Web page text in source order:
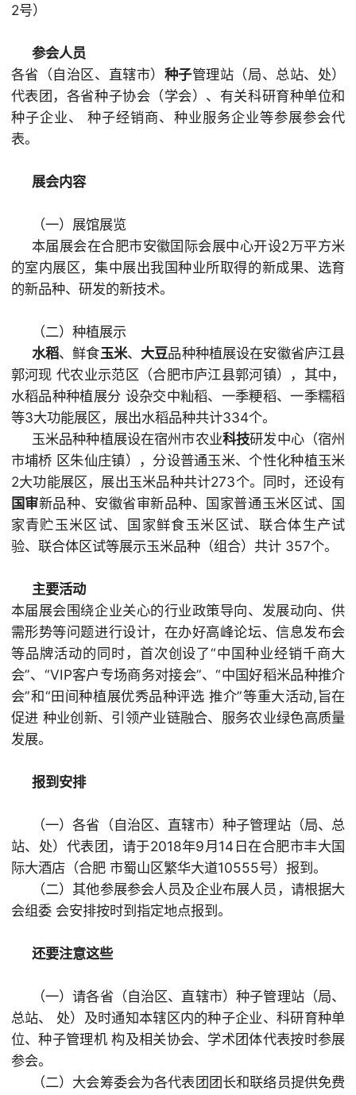
2号）
参会人员
各省（自治区、直辖市） 种子管理站（局、总站、处）
代表团，各省种子协会（学会）、有关科研育种单位和
种子企业、 种子经销商、种业服务企业等参展参会代
表。
展会内容
（一）展馆展览
本届展会在合肥市安徽囯际会展中心开设2万平方米
的室内展区，集中展出我国种业所取得的新成果、选育
的新品种、研发的新技术。
（二）种植展示
水稻、鲜食玉米、 大豆品种种植展设在安徽省庐江县
郭河现 代农业示范区（合肥市庐江县郭河镇），其中，
水稻品种种植展分 设杂交中籼稻、一季粳稻、一季糯稻
等3大功能展区，展出水稻品种共计334个。
玉米品种种植展设在宿州市农业科技研发中心（宿州
市埔桥 区朱仙庄镇），分设普通玉米、个性化种植玉米
2大功能展区，展出玉米品种共计273个。同时，还设有
国审新品种、安徽省审新品种、国家普通玉米区试、国
家青贮玉米区试、国家鲜食玉米区试、联合体生产试
验、联合体区试等展示玉米品种（组合）共计 357个。
主要活动
本届展会围绕企业关心的行业政策导向、发展动向、供
需形势等问题进行设计，在办好高峰论坛、信息发布会
等品牌活动的同时，首次创设了“中国种业经销千商大
会”、“VIP客户专场商务对接会”、“中国好稻米品种推介
会”和“田间种植展优秀品种评选 推介”等重大活动,旨在
促进 种业创新、引领产业链融合、服务农业绿色高质量
发展。
报到安排
（一）各省（自治区、直辖市）种子管理站（局、总
站、处）代表团，请于2018年9月14日在合肥市丰大国
际大酒店（合肥 市蜀山区繁华大道10555号）报到。
（二）其他参展参会人员及企业布展人员，请根据大
会组委 会安排按时到指定地点报到。
还要注意这些
（一）请各省（自治区、直辖市）种子管理站（局、
总站、 处）及时通知本辖区内的种子企业、科研育种单
位、种子管理机 构及相关协会、学术团体代表按时参展
参会。
（二）大会筹委会为各代表团团长和联络员提供免费